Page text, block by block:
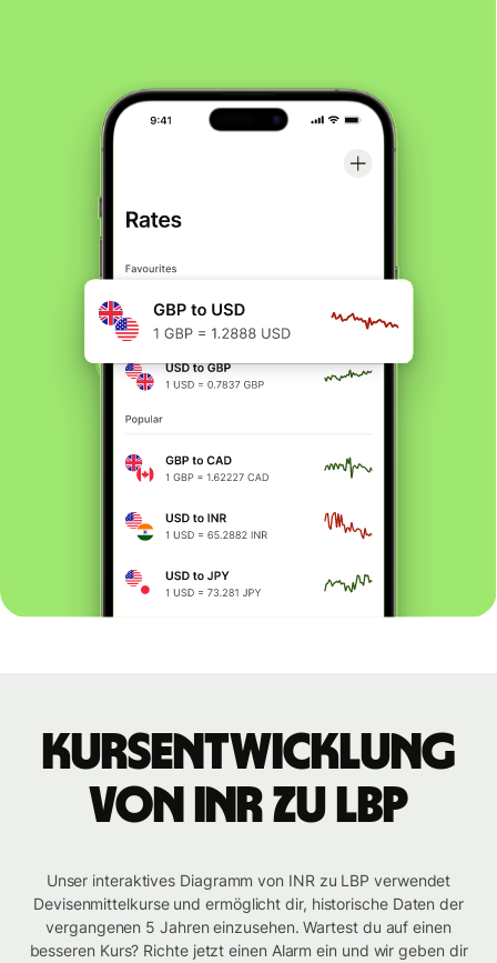
Kursentwicklung
von INR zu LBP
Unser interaktives Diagramm von INR zu LBP verwendet
Devisenmittelkurse und ermöglicht dir, historische Daten der
vergangenen 5 Jahren einzusehen. Wartest du auf einen
besseren Kurs? Richte jetzt einen Alarm ein und wir geben dir